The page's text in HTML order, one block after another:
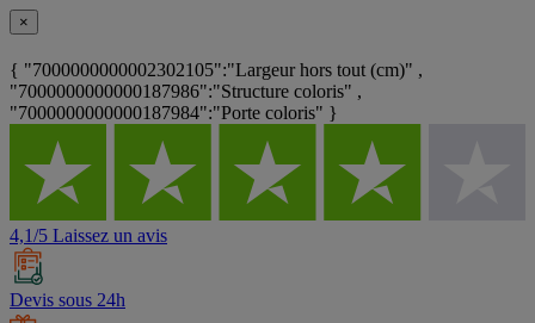
×
{ "7000000000002302105":"Largeur hors tout (cm)" ,
"7000000000000187986":"Structure coloris" ,
"7000000000000187984":"Porte coloris" }
4,1/5 Laissez un avis
Devis sous 24h